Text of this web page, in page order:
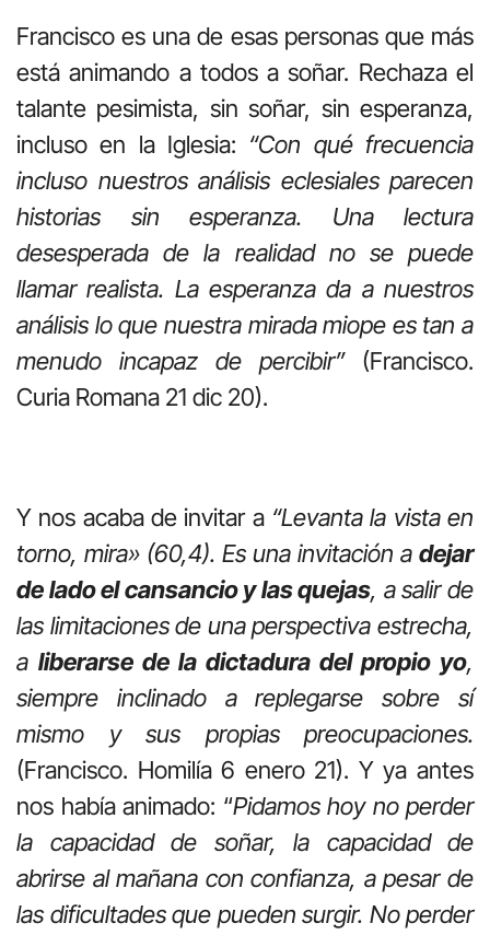
Francisco es una de esas personas que más
está animando a todos a soñar. Rechaza el
talante pesimista, sin soñar, sin esperanza,
incluso en la Iglesia: “Con qué frecuencia
incluso nuestros análisis eclesiales parecen
historias sin esperanza. Una lectura
desesperada de la realidad no se puede
llamar realista. La esperanza da a nuestros
análisis lo que nuestra mirada miope es tan a
menudo incapaz de percibir” (Francisco.
Curia Romana 21 dic 20).
Y nos acaba de invitar a “Levanta la vista en
torno, mira» (60,4). Es una invitación a dejar
de lado el cansancio y las quejas, a salir de
las limitaciones de una perspectiva estrecha,
a liberarse de la dictadura del propio yo,
siempre inclinado a replegarse sobre sí
mismo y sus propias preocupaciones.
(Francisco. Homilía 6 enero 21). Y ya antes
nos había animado: “Pidamos hoy no perder
la capacidad de soñar, la capacidad de
abrirse al mañana con confianza, a pesar de
las dificultades que pueden surgir. No perder